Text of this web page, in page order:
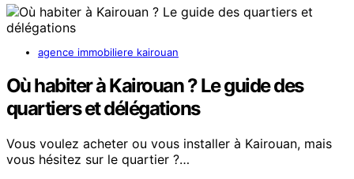
agence immobiliere kairouan
Où habiter à Kairouan ? Le guide des
quartiers et délégations
Vous voulez acheter ou vous installer à Kairouan, mais
vous hésitez sur le quartier ?…